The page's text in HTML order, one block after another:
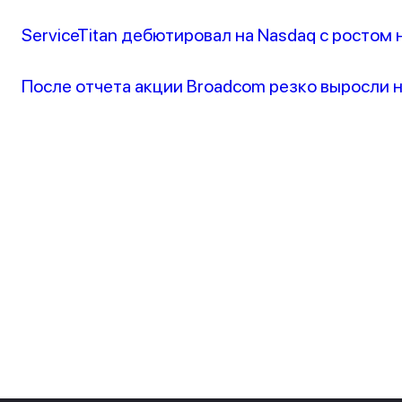
ServiceTitan дебютировал на Nasdaq с ростом
После отчета акции Broadcom резко выросли